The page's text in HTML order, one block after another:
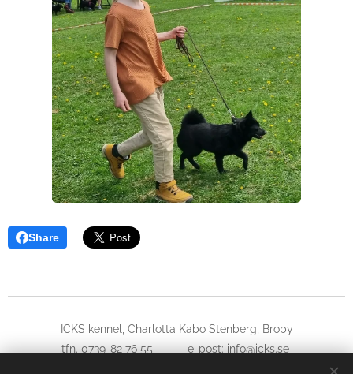
Share
ICKS kennel, Charlotta Kabo Stenberg, Broby
tfn. 0739-82 76 55 e-post: info@icks.se